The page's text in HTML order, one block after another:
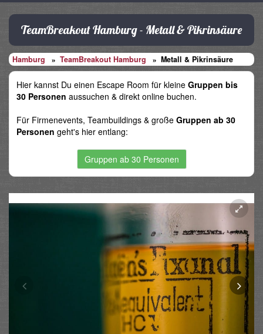
TeamBreakout Hamburg - Metall & Pikrinsäure
Hamburg TeamBreakout Hamburg Metall & Pikrinsäure
Hier kannst Du einen Escape Room für kleine Gruppen bis
30 Personen aussuchen & direkt online buchen.
Für Firmenevents, Teambuildings & große Gruppen ab 30
Personen geht's hier entlang:
Gruppen ab 30 Personen